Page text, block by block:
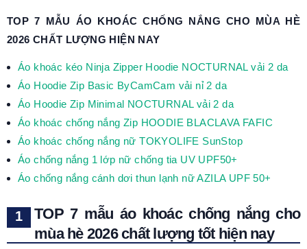
TOP 7 MẪU ÁO KHOÁC CHỐNG NẮNG CHO MÙA HÈ
2026 CHẤT LƯỢNG HIỆN NAY
Áo khoác kéo Ninja Zipper Hoodie NOCTURNAL vải 2 da
Áo Hoodie Zip Basic ByCamCam vải nỉ 2 da
Áo Hoodie Zip Minimal NOCTURNAL vải 2 da
Áo khoác chống nắng Zip HOODIE BLACLAVA FAFIC
Áo khoác chống nắng nữ TOKYOLIFE SunStop
Áo chống nắng 1 lớp nữ chống tia UV UPF50+
Áo chống nắng cánh dơi thun lạnh nữ AZILA UPF 50+
TOP 7 mẫu áo khoác chống nắng cho
mùa hè 2026 chất lượng tốt hiện nay